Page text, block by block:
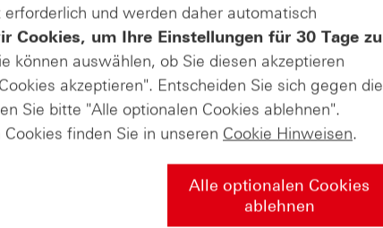
Meta Platforms
Börse wissen müssen – von den ersten
Money Management. Am
soll. Falls Sie diesen Abschlusstest
und werden daher automatisch
Cookies, um Ihre Einstellungen für 30 Tage zu
können auswählen, ob Sie diesen akzeptieren
akzeptieren". Entscheiden Sie sich gegen die
Sie bitte "Alle optionalen Cookies ablehnen".
finden Sie in unseren Cookie Hinweisen.
Alle optionalen Cookies
ablehnen